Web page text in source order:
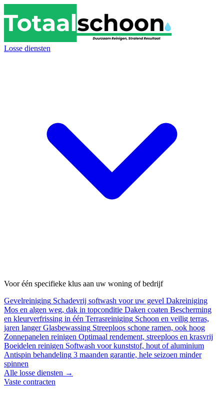
Losse diensten
Voor één specifieke klus aan uw woning of bedrijf
Gevelreiniging Schadevrij softwash voor uw gevel Dakreiniging
Mos en algen weg, dak in topconditie Daken coaten Bescherming
en kleurverfrissing in één Terrasreiniging Schoon en veilig terras,
jaren langer Glasbewassing Streeploos schone ramen, ook hoog
Zonnepanelen reinigen Optimaal rendement, streeploos en krasvrij
Boeidelen reinigen Softwash voor kunststof, hout of aluminium
Antispin behandeling 3 maanden garantie, hele seizoen minder
spinnen
Alle losse diensten →
Vaste contracten